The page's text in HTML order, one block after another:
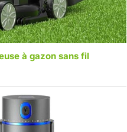
à gazon sans fil